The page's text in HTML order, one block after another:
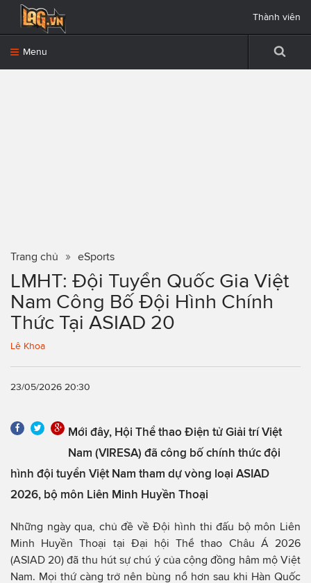
Menu
Thành viên
Trang chủ eSports
LMHT: Đội Tuyển Quốc Gia Việt
Nam Công Bố Đội Hình Chính
Thức Tại ASIAD 20
Lê Khoa
23/05/2026 20:30
Mới đây, Hội Thể thao Điện tử Giải trí Việt
Nam (VIRESA) đã công bố chính thức đội
hình đội tuyển Việt Nam tham dự vòng loại ASIAD
2026, bộ môn Liên Minh Huyền Thoại
Những ngày qua, chủ đề về Đội hình thi đấu bộ môn Liên
Minh Huyền Thoại tại Đại hội Thể thao Châu Á 2026
(ASIAD 20) đã thu hút sự chú ý của cộng đồng hâm mộ Việt
Nam. Mọi thứ càng trở nên bùng nổ hơn sau khi Hàn Quốc